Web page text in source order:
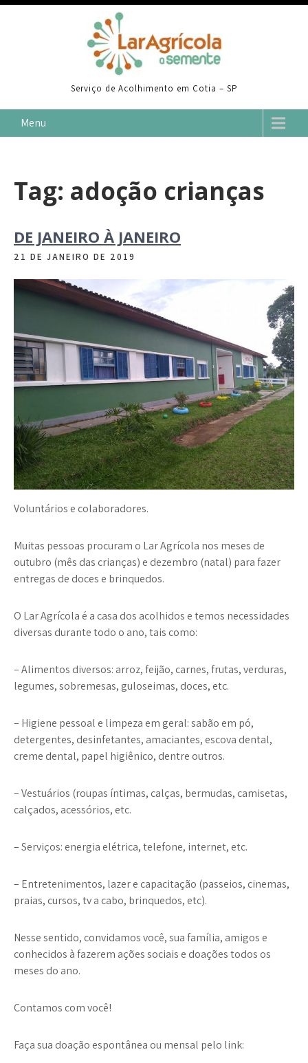
Skip
Serviço de Acolhimento em Cotia – SP
Menu
Tag: adoção crianças
DE JANEIRO À JANEIRO
21 DE JANEIRO DE 2019
Voluntários e colaboradores.
Muitas pessoas procuram o Lar Agrícola nos meses de
outubro (mês das crianças) e dezembro (natal) para fazer
entregas de doces e brinquedos.
O Lar Agrícola é a casa dos acolhidos e temos necessidades
diversas durante todo o ano, tais como:
– Alimentos diversos: arroz, feijão, carnes, frutas, verduras,
legumes, sobremesas, guloseimas, doces, etc.
– Higiene pessoal e limpeza em geral: sabão em pó,
detergentes, desinfetantes, amaciantes, escova dental,
creme dental, papel higiênico, dentre outros.
– Vestuários (roupas íntimas, calças, bermudas, camisetas,
calçados, acessórios, etc.
– Serviços: energia elétrica, telefone, internet, etc.
– Entretenimentos, lazer e capacitação (passeios, cinemas,
praias, cursos, tv a cabo, brinquedos, etc).
Nesse sentido, convidamos você, sua família, amigos e
conhecidos à fazerem ações sociais e doações todos os
meses do ano.
Contamos com você!
Faça sua doação espontânea ou mensal pelo link: